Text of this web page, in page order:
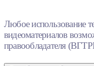
Любое использование
видеоматериалов
правообладателя